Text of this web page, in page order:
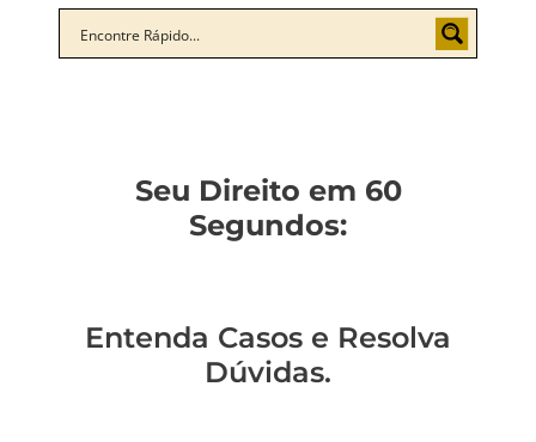
Seu Direito em 60
Segundos:
Entenda Casos e Resolva
Dúvidas.